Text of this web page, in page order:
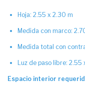
Hoja: 2.55 x 2.30 m
Medida con marco:
Medida total con
Luz de paso libre: 2.55
Espacio interior